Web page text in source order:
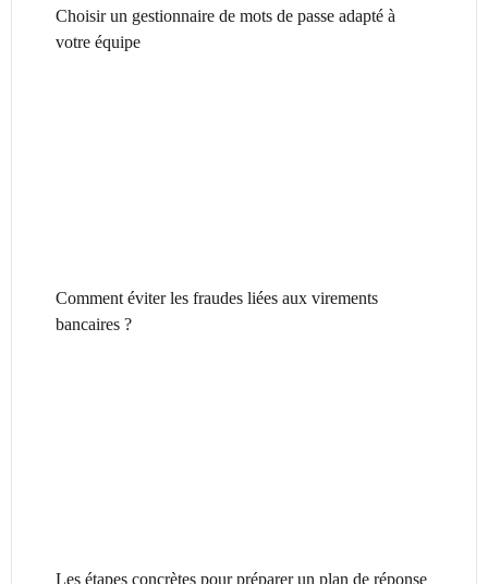
Choisir un gestionnaire de mots de passe adapté à
votre équipe
Comment éviter les fraudes liées aux virements
bancaires ?
Les étapes concrètes pour préparer un plan de réponse